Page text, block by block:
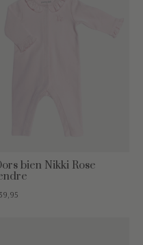
bien Nikki Rose